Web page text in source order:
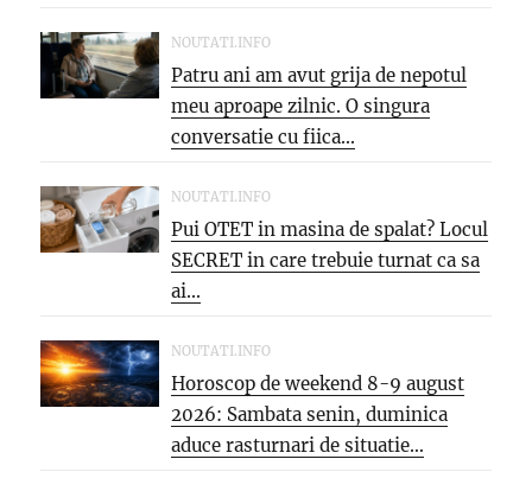
temelii,...
NOUTATI.INFO
Patru ani am avut grija de nepotul
meu aproape zilnic. O singura
conversatie cu fiica...
NOUTATI.INFO
Pui OTET in masina de spalat? Locul
SECRET in care trebuie turnat ca sa
ai...
NOUTATI.INFO
Horoscop de weekend 8-9 august
2026: Sambata senin, duminica
aduce rasturnari de situatie…